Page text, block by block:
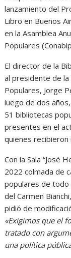
lanzamiento del
Libro en Buenos
en la Asamblea
Populares
El director de la
al presidente de
Populares, Jorge
luego de dos
51 bibliotecas
presentes en el
quienes
Con la Sala “José
2022 colmada de
populares de todo
del Carmen
pidió de
«Exigimos que el
tratado con
una política